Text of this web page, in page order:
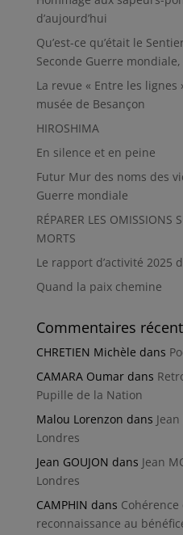
d’aujourd’hui
Qu’est-ce qu’était le
Seconde Guerre mondiale,
La revue « Entre les lignes
musée de Besançon
HIROSHIMA
En silence et en peine
Futur Mur des noms des
Guerre mondiale
RÉPARER LES OMISSIONS
MORTS
Le rapport d’activité 2025
Quand la paix chemine
Commentaires
CHRETIEN Michèle dans
CAMARA Oumardans
Pupille de la Nation
Malou Lorenzon dans
Londres
Jean GOUJON dans Jean
Londres
CAMPHIN dans
reconnaissance au